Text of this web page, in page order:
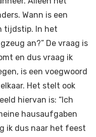
Wann is een
tijdstip. In het
an?” De vraag is
en dus vraag ik
is een voegwoord
Het stelt ook
hiervan is: “Ich
hausaufgaben
ik dus naar het feest